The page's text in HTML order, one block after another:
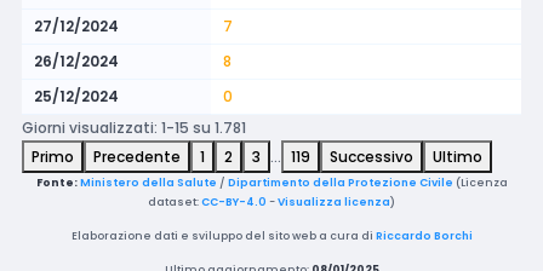
27/12/2024
7
26/12/2024
8
25/12/2024
0
Giorni visualizzati: 1-15 su 1.781
Primo
Precedente 1 2 3 … 119 Successivo Ultimo
Fonte: Ministero della Salute / Dipartimento della Protezione Civile (Licenza
dataset:CC-BY-4.0 -Visualizza licenza)
Elaborazione dati e sviluppo del sito web a cura di Riccardo Borchi